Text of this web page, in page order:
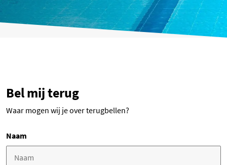
Bel mij terug
Waar mogen wij je over terugbellen?
Naam